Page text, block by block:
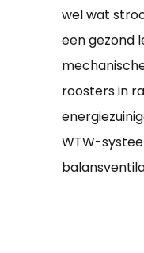
wel wat
een gezond
roosters in
WTW-